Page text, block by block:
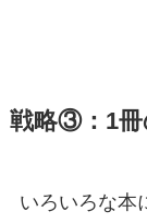
戦略③：1冊
いろいろな本